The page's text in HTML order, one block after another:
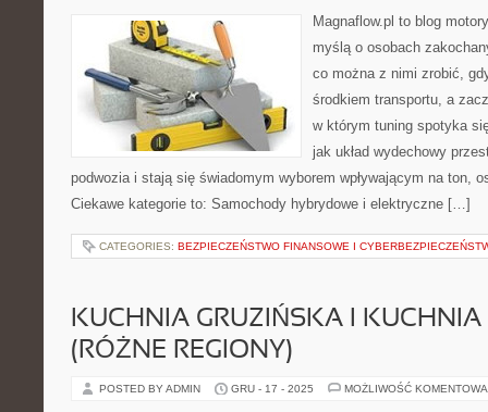
Magnaflow.pl to blog
myślą o osobach
co można z nimi zrobić,
środkiem transportu, a
w którym tuning spotyka
jak układ wydechowy
podwozia i stają się świadomym wyborem wpływającym na ton,
Ciekawe kategorie to: Samochody hybrydowe i elektryczne […]
CATEGORIES: BEZPIECZEŃSTWO FINANSOWE I
KUCHNIA GRUZIŃSKA I
(RÓŻNE REGIONY)
POSTED BY ADMIN GRU - 17 - 2025 MOŻLIWOŚĆ